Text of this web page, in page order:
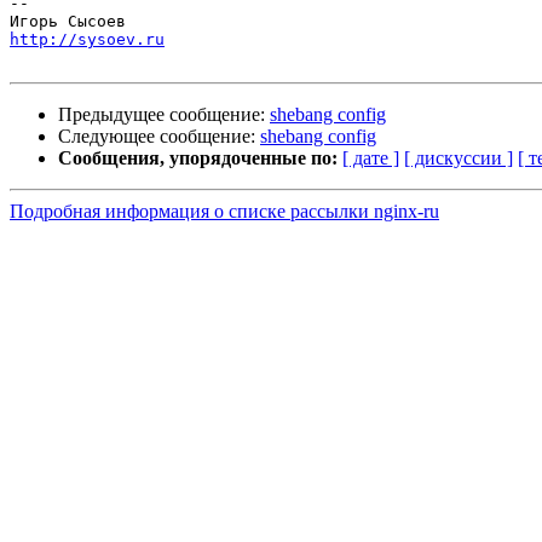
http://sysoev.ru
Предыдущее сообщение: shebang config
Следующее сообщение: shebang config
Сообщения, упорядоченные по: [ дате ] [ дискуссии ] [
Подробная информация о списке рассылки nginx-ru